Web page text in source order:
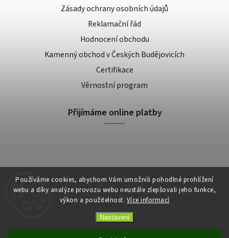
Používáme cookies, abychom Vám umožnili pohodlné prohlížení
webu a díky analýze provozu webu neustále zlepšovali jeho funkce,
výkon a použitelnost. Více informací
Nastavení
Zásady ochrany osobních údajů
Reklamační řád
Hodnocení obchodu
Kamenný obchod v Českých Budějovicích
Certifikace
Věrnostní program
Přijímáme online platby
Copyright 2026E-shop Slunečnice. Všechna práva vyhrazena.
VytvořilShoptet| Design